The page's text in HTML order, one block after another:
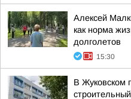
Алексей
как норма
долголетов
15:30
В Жуковском